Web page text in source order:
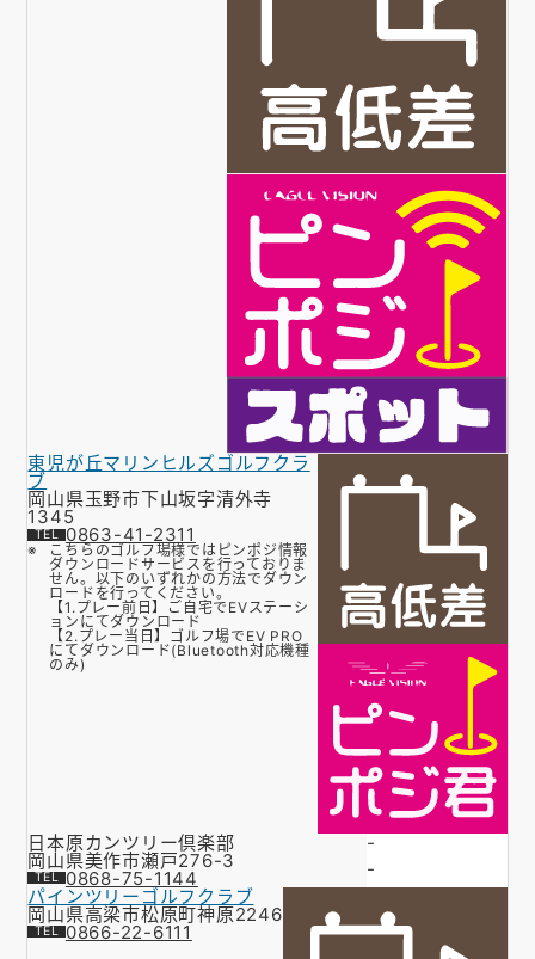
東児が丘マリンヒルズゴルフクラ
ブ
岡山県玉野市下山坂字清外寺
1345
0863-41-2311
こちらのゴルフ場様ではピンポジ情報
ダウンロードサービスを行っておりま
せん。以下のいずれかの方法でダウン
ロードを行ってください。
【1.プレー前日】ご自宅でEVステーシ
ョンにてダウンロード
【2.プレー当日】ゴルフ場でEV PRO
にてダウンロード(Bluetooth対応機種
のみ)
日本原カンツリー倶楽部
岡山県美作市瀬戸276-3
0868-75-1144
-
-
パインツリーゴルフクラブ
岡山県高梁市松原町神原2246
0866-22-6111